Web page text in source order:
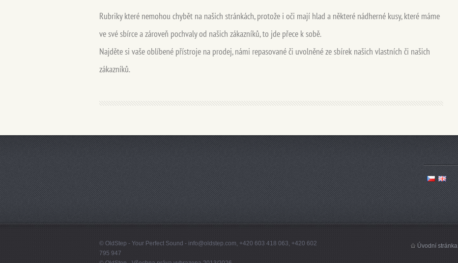
Rubriky které nemohou chybět na našich stránkách, protože i oči mají hlad a některé nádherné kusy, které máme
ve své sbírce a zároveň pochvaly od našich zákazníků, to jde přece k sobě.
Najděte si vaše oblíbené přístroje na prodej, námi repasované či uvolněné ze sbírek našich vlastních či našich
zákazníků.
© OldStep - Your Perfect Sound - info@oldstep.com, +420 603 418 063, +420 602
795 947
Úvodní stránka